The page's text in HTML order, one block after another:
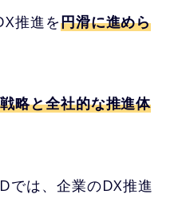
推進を円滑に進めら
略と全社的な推進体
では、企業のDX推進